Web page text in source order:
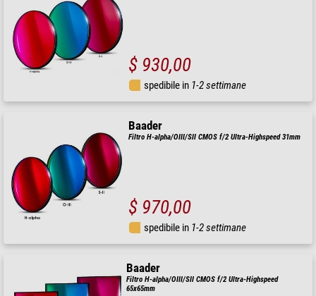
$ 930,00
spedibile in 1-2 settimane
Baader
Filtro H-alpha/OIII/SII CMOS f/2 Ultra-Highspeed 31mm
$ 970,00
spedibile in 1-2 settimane
Baader
Filtro H-alpha/OIII/SII CMOS f/2 Ultra-Highspeed
65x65mm